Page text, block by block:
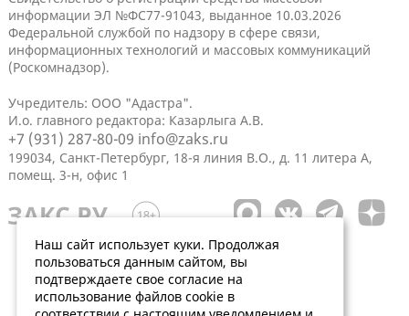
информации ЭЛ №ФС77-91043, выданное 10.03.2026
Федеральной службой по надзору в сфере связи,
информационных технологий и массовых коммуникаций
(Роскомнадзор).
Учредитель: ООО "Адастра".
И.о. главного редактора: Казарлыга А.В.
+7 (931) 287-80-09 info@zaks.ru
199034, Санкт-Петербург, 18-я линия В.О., д. 11 литера А,
помещ. 3-н, офис 1
Наш сайт использует куки. Продолжая
пользоваться данным сайтом, вы
подтверждаете свое согласие на
использование файлов cookie в